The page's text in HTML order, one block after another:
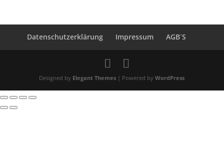
Datenschutzerklärung Impressum AGB´S
Designed by Elegant Themes | Powered byWordPress